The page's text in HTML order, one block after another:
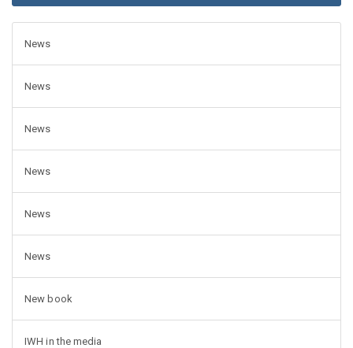
News
News
News
News
News
News
New book
IWH in the media